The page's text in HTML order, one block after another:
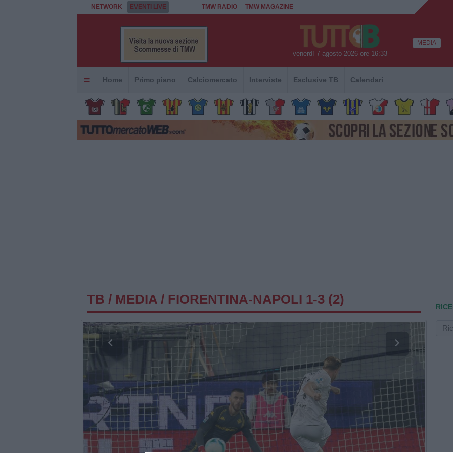
NETWORK EVENTI LIVE TMW RADIO TMW MAGAZINE
venerdì 7 agosto 2026 ore 16:33
MEDIA
Home Primo piano Calciomercato Interviste Esclusive TB Calendari
TB / MEDIA / FIORENTINA-NAPOLI 1-3 (2)